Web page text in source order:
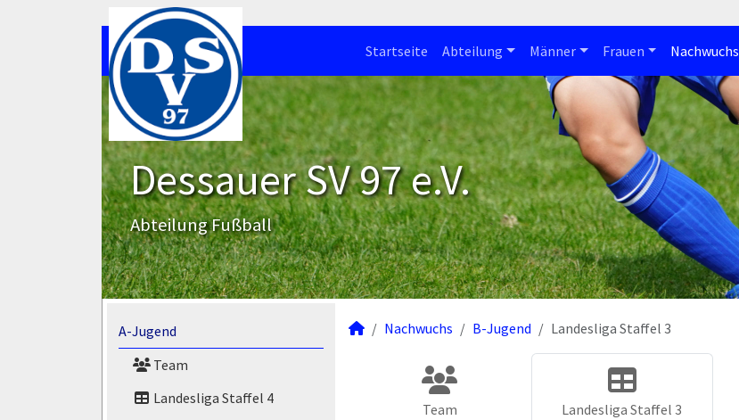
Startseite Abteilung Männer Frauen Nachwuchs
Dessauer SV 97 e.V.
Abteilung Fußball
A-Jugend
Team
Landesliga Staffel 4
Nachwuchs B-Jugend Landesliga Staffel 3
Team Landesliga Staffel 3